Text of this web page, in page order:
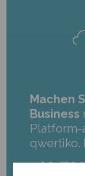
Machen
Business
Platform-
qwertiko.
+49